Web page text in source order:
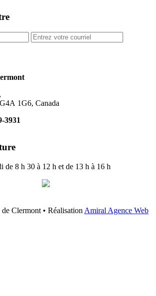
1G6, Canada
3931
de 8 h 30 à 12 h et de 13 h à 16 h
Clermont • Réalisation Amiral Agence Web